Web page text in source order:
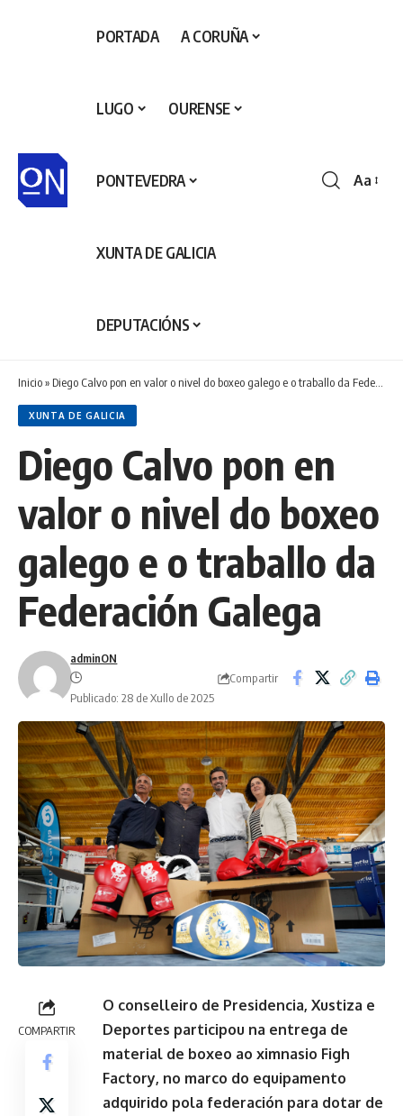
PORTADA A CORUÑA
LUGO OURENSE
PONTEVEDRA
XUNTA DE GALICIA
DEPUTACIÓNS
Aa
Inicio» Diego Calvo pon en valor o nivel do boxeo galego e o traballo da Federación Galega
XUNTA DE GALICIA
Diego Calvo pon en
valor o nivel do boxeo
galego e o traballo da
Federación Galega
adminON
Publicado: 28 de Xullo de 2025
Compartir
COMPARTIR
O conselleiro de Presidencia, Xustiza e
Deportes participou na entrega de
material de boxeo ao ximnasio Figh
Factory, no marco do equipamento
adquirido pola federación para dotar de